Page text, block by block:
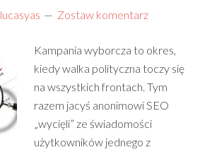
lucasyas Zostaw komentarz
Kampania wyborcza to okres,
kiedy walka polityczna toczy się
na wszystkich frontach. Tym
razem jacyś anonimowi SEO
„wycięli” ze świadomości
użytkowników jednego z